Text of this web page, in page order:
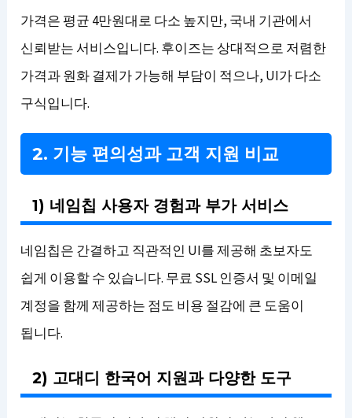
가격은 평균 4만원대로 다소 높지만, 국내 기관에서
신뢰받는 서비스입니다. 후이즈는 상대적으로 저렴한
가격과 원화 결제가 가능해 부담이 적으나, UI가 다소
구식입니다.
2. 기능 편의성과 고객 지원 비교
1) 네임칩 사용자 경험과 부가 서비스
네임칩은 간결하고 직관적인 UI를 제공해 초보자도
쉽게 이용할 수 있습니다. 무료 SSL 인증서 및 이메일
계정을 함께 제공하는 점도 비용 절감에 큰 도움이
됩니다.
2) 고대디 한국어 지원과 다양한 도구